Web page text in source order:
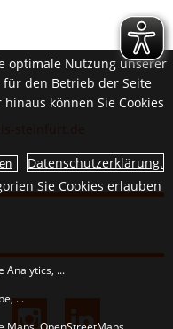
steinfurt.de
optimale Nutzung unserer
den Betrieb der Seite
können Sie Cookies
Datenschutzerklärung.
Sie Cookies erlauben
Analytics, ...
...